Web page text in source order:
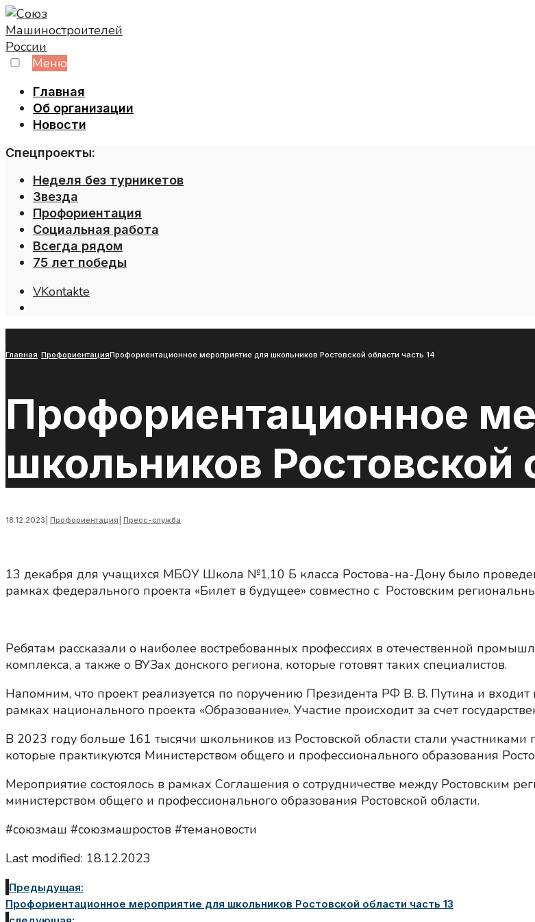
Skip
to
content
Меню
Главная
Об организации
Новости
Спецпроекты:
Неделя без турникетов
Звезда
Профориентация
Социальная работа
Всегда рядом
75 лет победы
VKontakte
Главная ПрофориентацияПрофориентационное мероприятие для школьников Ростовской области часть 14
Профориентационное
школьников Ростовской
18.12.2023 Профориентация Пресс-служба
13 декабря для учащихся МБОУ Школа №1,10 Б класса Ростова-на-Дону было
рамках федерального проекта «Билет в будущее» совместно с Ростовским
Ребятам рассказали о наиболее востребованных профессиях в отечественной
комплекса, а также о ВУЗах донского региона, которые готовят таких специалистов.
Напомним, что проект реализуется по поручению Президента РФ В. В. Путина и
рамках национального проекта «Образование». Участие происходит за счет
В 2023 году больше 161 тысячи школьников из Ростовской области стали
которые практикуются Министерством общего и профессионального образования
Мероприятие состоялось в рамках Соглашения о сотрудничестве между Ростовским
министерством общего и профессионального образования Ростовской области.
#союзмаш #союзмашростов #темановости
Last modified: 18.12.2023
Предыдущая:
Профориентационное мероприятие для школьников Ростовской области часть 13